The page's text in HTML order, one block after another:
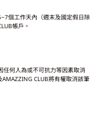
個工作天內（週末及國定假日除
帳戶。
任何人為或不可抗力等因素取消
AMAZZING CLUB將有權取消該筆